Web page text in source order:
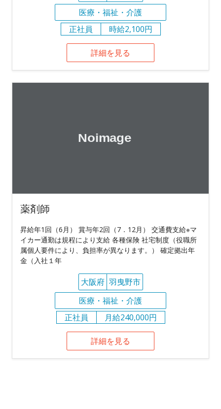
医療・福祉・介護
正社員
時給2,100円
詳細を見る
薬剤師
昇給年1回（6月） 賞与年2回（7．12月） 交通費支給※マ
イカー通勤は規程により支給 各種保険 社宅制度（役職所
属個人要件により、負担率が異なります。） 確定拠出年
金（入社１年
大阪府 羽曳野市
医療・福祉・介護
正社員
月給240,000円
詳細を見る